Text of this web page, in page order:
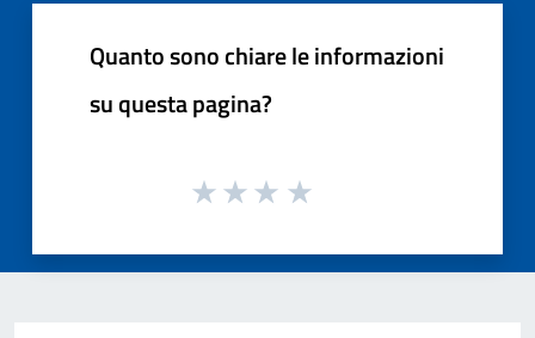
Quanto sono chiare le informazioni
su questa pagina?